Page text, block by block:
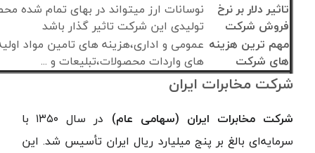
تاثیر دلار بر نرخ
فروش شرکت
نوسانات ارز میتواند در بهای تمام شده
تولیدی این شرکت تاثیر گذار باشد
مهم ترین هزینه
های شرکت
عمومی و اداری،هزینه های تامین مواد
های واردات محصولات،تبلیعات و ...
شرکت مخابرات ایران
شرکت مخابرات ایران (سهامی عام) در سال ۱۳۵۰
با
سرمایه‌ای بالغ بر پنج میلیارد ریال ایران تأسیس شد. این